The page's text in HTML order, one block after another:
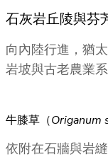
石灰岩丘陵與芬
向內陸行進，猶
岩坡與古老農業
牛膝草（Origanum
依附在石牆與岩